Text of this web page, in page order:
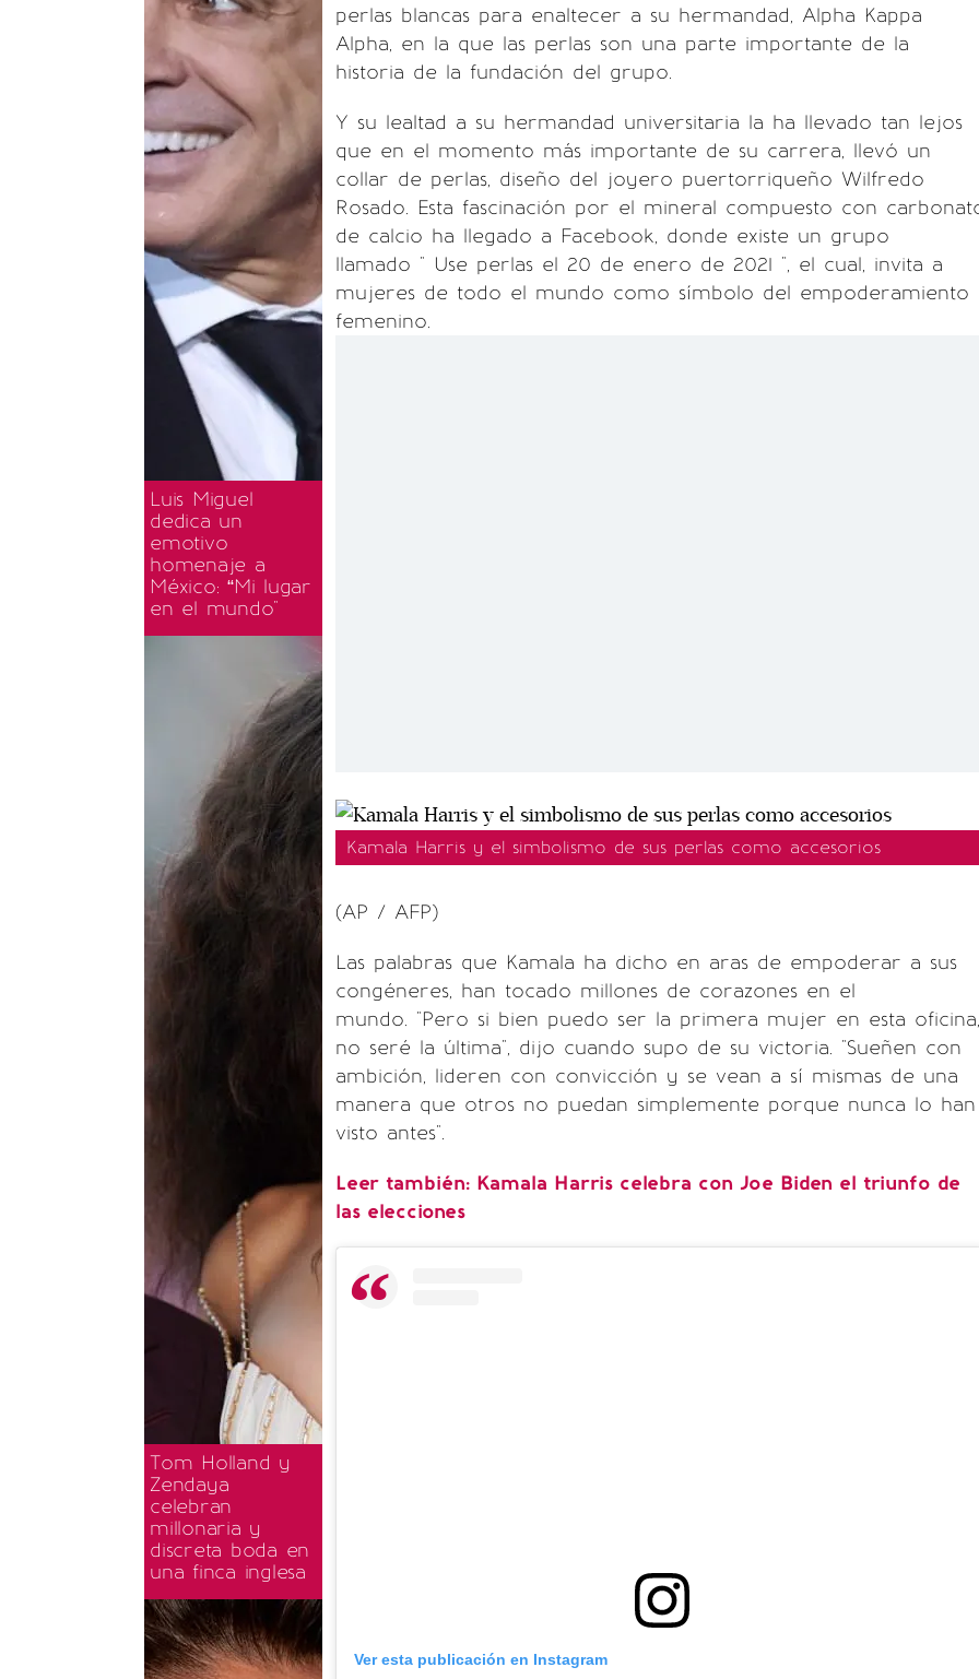
Luis Miguel
dedica un
emotivo
homenaje a
México: “Mi lugar
en el mundo"
Tom Holland y
Zendaya
celebran
millonaria y
discreta boda en
una finca inglesa
perlas blancas para enaltecer a su hermandad, Alpha Kappa
Alpha, en la que las perlas son una parte importante de la
historia de la fundación del grupo.
Y su lealtad a su hermandad universitaria la ha llevado tan lejos
que en el momento más importante de su carrera, llevó un
collar de perlas, diseño del joyero puertorriqueño Wilfredo
Rosado. Esta fascinación por el mineral compuesto con
de calcio ha llegado a Facebook, donde existe un grupo
llamado " Use perlas el 20 de enero de 2021 ", el cual, invita a
mujeres de todo el mundo como símbolo del empoderamiento
femenino.
Kamala Harris y el simbolismo de sus perlas como accesorios
(AP / AFP)
Las palabras que Kamala ha dicho en aras de empoderar a sus
congéneres, han tocado millones de corazones en el
mundo. "Pero si bien puedo ser la primera mujer en esta oficina,
no seré la última", dijo cuando supo de su victoria. "Sueñen con
ambición, lideren con convicción y se vean a sí mismas de una
manera que otros no puedan simplemente porque nunca lo han
visto antes".
Leer también: Kamala Harris celebra con Joe Biden el triunfo de
las elecciones
Ver esta publicación en Instagram